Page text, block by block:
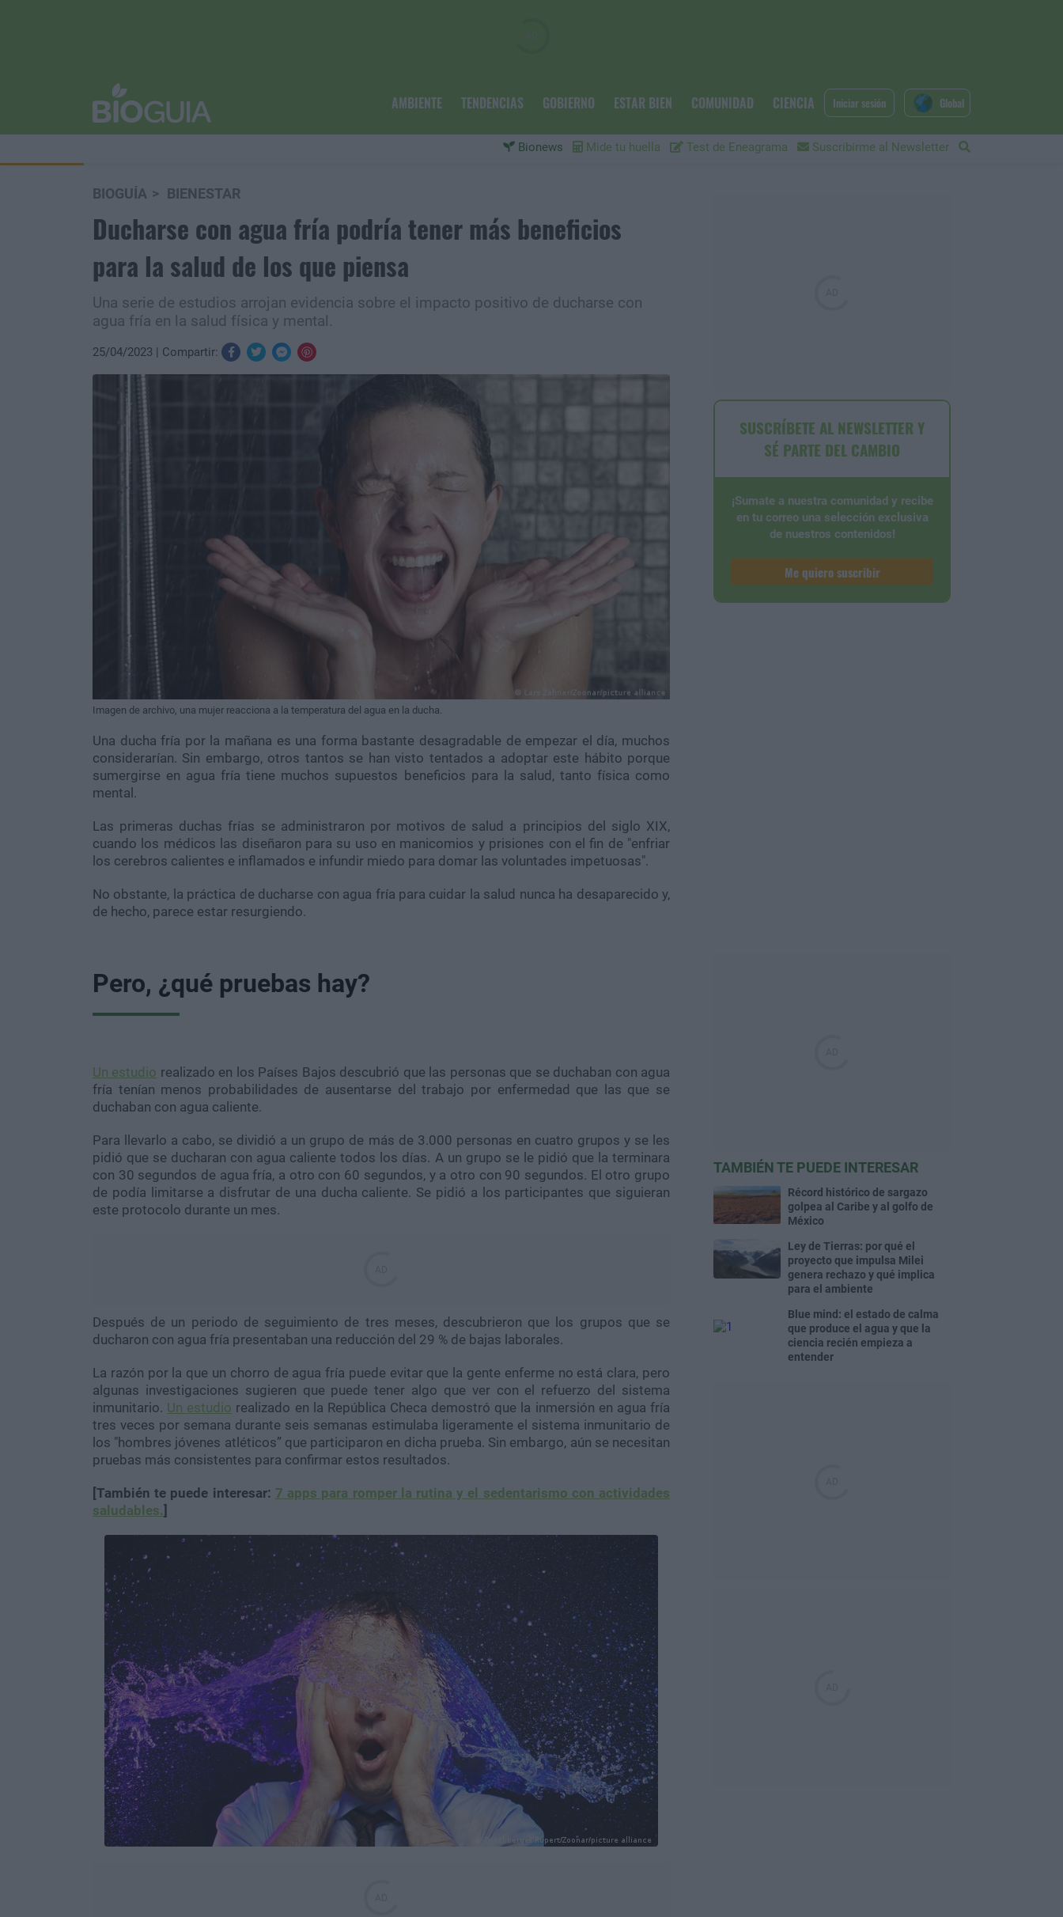
AMBIENTE TENDENCIAS GOBIERNO ESTAR BIEN COMUNIDAD CIENCIA
Bionews Mide tu huella Test de Eneagrama Suscribirme al Newsletter
Iniciar sesión Global
BIOGUÍA BIENESTAR
Ducharse con agua fría podría tener más beneficios
para la salud de los que piensa
Una serie de estudios arrojan evidencia sobre el impacto positivo de ducharse con
agua fría en la salud física y mental.
25/04/2023 Compartir:
Imagen de archivo, una mujer reacciona a la temperatura del agua en la ducha.
Una ducha fría por la mañana es una forma bastante desagradable de empezar el día, muchos
considerarían. Sin embargo, otros tantos se han visto tentados a adoptar este hábito porque
sumergirse en agua fría tiene muchos supuestos beneficios para la salud, tanto física como
mental.
Las primeras duchas frías se administraron por motivos de salud a principios del siglo XIX,
cuando los médicos las diseñaron para su uso en manicomios y prisiones con el fin de "enfriar
los cerebros calientes e inflamados e infundir miedo para domar las voluntades impetuosas".
No obstante, la práctica de ducharse con agua fría para cuidar la salud nunca ha desaparecido y,
de hecho, parece estar resurgiendo.
Pero, ¿qué pruebas hay?
Un estudio realizado en los Países Bajos descubrió que las personas que se duchaban con agua
fría tenían menos probabilidades de ausentarse del trabajo por enfermedad que las que se
duchaban con agua caliente.
Para llevarlo a cabo, se dividió a un grupo de más de 3.000 personas en cuatro grupos y se les
pidió que se ducharan con agua caliente todos los días. A un grupo se le pidió que la terminara
con 30 segundos de agua fría, a otro con 60 segundos, y a otro con 90 segundos. El otro grupo
de podía limitarse a disfrutar de una ducha caliente. Se pidió a los participantes que siguieran
este protocolo durante un mes.
Después de un periodo de seguimiento de tres meses, descubrieron que los grupos que se
ducharon con agua fría presentaban una reducción del 29 % de bajas laborales.
La razón por la que un chorro de agua fría puede evitar que la gente enferme no está clara, pero
algunas investigaciones sugieren que puede tener algo que ver con el refuerzo del sistema
inmunitario. Un estudio realizado en la República Checa demostró que la inmersión en agua fría
tres veces por semana durante seis semanas estimulaba ligeramente el sistema inmunitario de
los "hombres jóvenes atléticos” que participaron en dicha prueba. Sin embargo, aún se necesitan
pruebas más consistentes para confirmar estos resultados.
[También te puede interesar: 7 apps para romper la rutina y el sedentarismo con actividades
saludables.]
SUSCRÍBETE AL NEWSLETTER Y
SÉ PARTE DEL CAMBIO
¡Sumate a nuestra comunidad y recibe
en tu correo una selección exclusiva
de nuestros contenidos!
Me quiero suscribir
TAMBIÉN TE PUEDE INTERESAR
Récord histórico de sargazo
golpea al Caribe y al golfo de
México
Ley de Tierras: por qué el
proyecto que impulsa Milei
genera rechazo y qué implica
para el ambiente
Blue mind: el estado de calma
que produce el agua y que la
ciencia recién empieza a
entender